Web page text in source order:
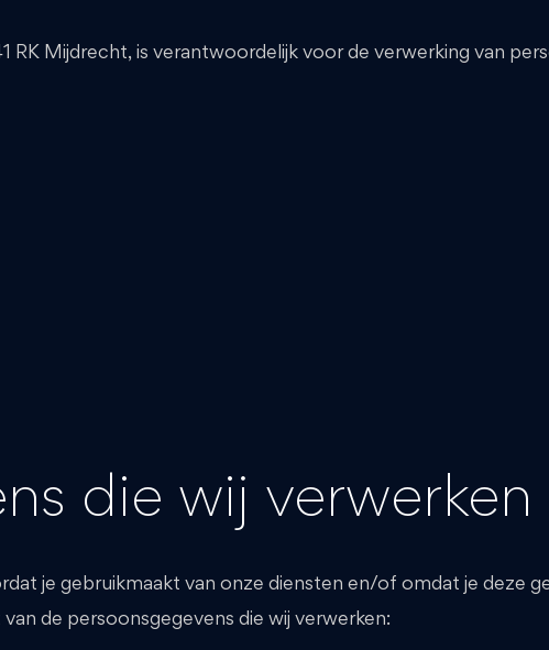
RK Mijdrecht, is verantwoordelijk voor de verwerking van
die wij verwerken
je gebruikmaakt van onze diensten en/of omdat je deze
de persoonsgegevens die wij verwerken: